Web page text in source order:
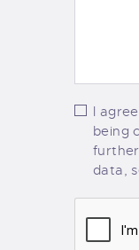
I
being
data,